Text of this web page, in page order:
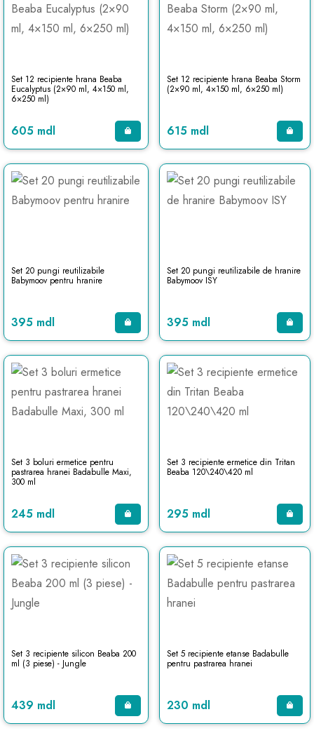
Set 12 recipiente hrana Beaba
Eucalyptus (2×90 ml, 4×150 ml,
6×250 ml)
605 mdl
Set 12 recipiente hrana Beaba Storm
(2×90 ml, 4×150 ml, 6×250 ml)
615 mdl
Set 20 pungi reutilizabile
Babymoov pentru hranire
395 mdl
Set 20 pungi reutilizabile de hranire
Babymoov ISY
395 mdl
Set 3 boluri ermetice pentru
pastrarea hranei Badabulle Maxi,
300 ml
245 mdl
Set 3 recipiente ermetice din Tritan
Beaba 120\240\420 ml
295 mdl
Set 3 recipiente silicon Beaba 200
ml (3 piese) - Jungle
439 mdl
Set 5 recipiente etanse Badabulle
pentru pastrarea hranei
230 mdl